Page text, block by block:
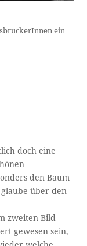
ein
doch eine
den Baum
über den
zweiten Bild
gewesen sein,